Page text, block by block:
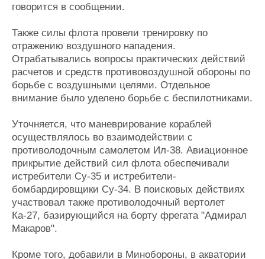
говорится в сообщении.
Также силы флота провели тренировку по
отражению воздушного нападения.
Отрабатывались вопросы практических действий
расчетов и средств противовоздушной обороны по
борьбе с воздушными целями. Отдельное
внимание было уделено борьбе с беспилотниками.
Уточняется, что маневрирование кораблей
осуществлялось во взаимодействии с
противолодочным самолетом Ил-38. Авиационное
прикрытие действий сил флота обеспечивали
истребители Су-35 и истребители-
бомбардировщики Су-34. В поисковых действиях
участвовал также противолодочный вертолет
Ка-27, базирующийся на борту фрегата "Адмирал
Макаров".
Кроме того, добавили в Минобороны, в акватории